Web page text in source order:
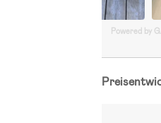
Powered by